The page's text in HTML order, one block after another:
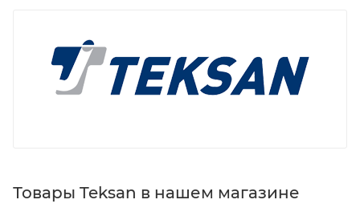
Товары Teksan в нашем магазине